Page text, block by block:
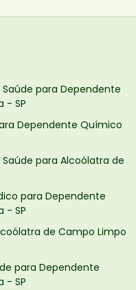
para Dependente
- SP
Dependente Químico
para Alcoólatra de
para Dependente
- SP
de Campo Limpo
para Dependente
- SP